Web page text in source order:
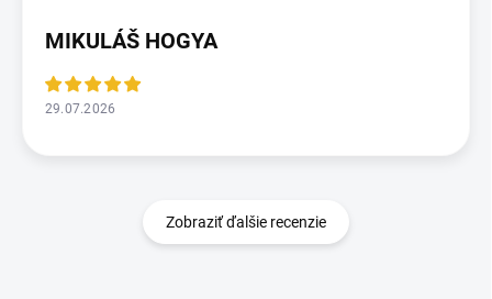
MIKULÁŠ HOGYA
29.07.2026
Zobraziť ďalšie recenzie